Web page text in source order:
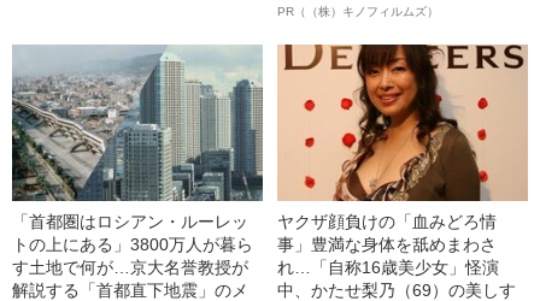
PR（（株）キノフィルムズ）
「首都圏はロシアン・ルーレッ
トの上にある」3800万人が暮ら
す土地で何が…京大名誉教授が
解説する「首都直下地震」のメ
ヤクザ顔負けの「血みどろ情
事」豊満な身体を舐めまわさ
れ…「自称16歳美少女」怪演
中、かたせ梨乃（69）の美しす